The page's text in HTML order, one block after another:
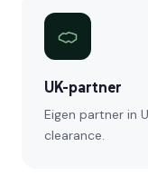
UK-partner
Eigen partner in
clearance.